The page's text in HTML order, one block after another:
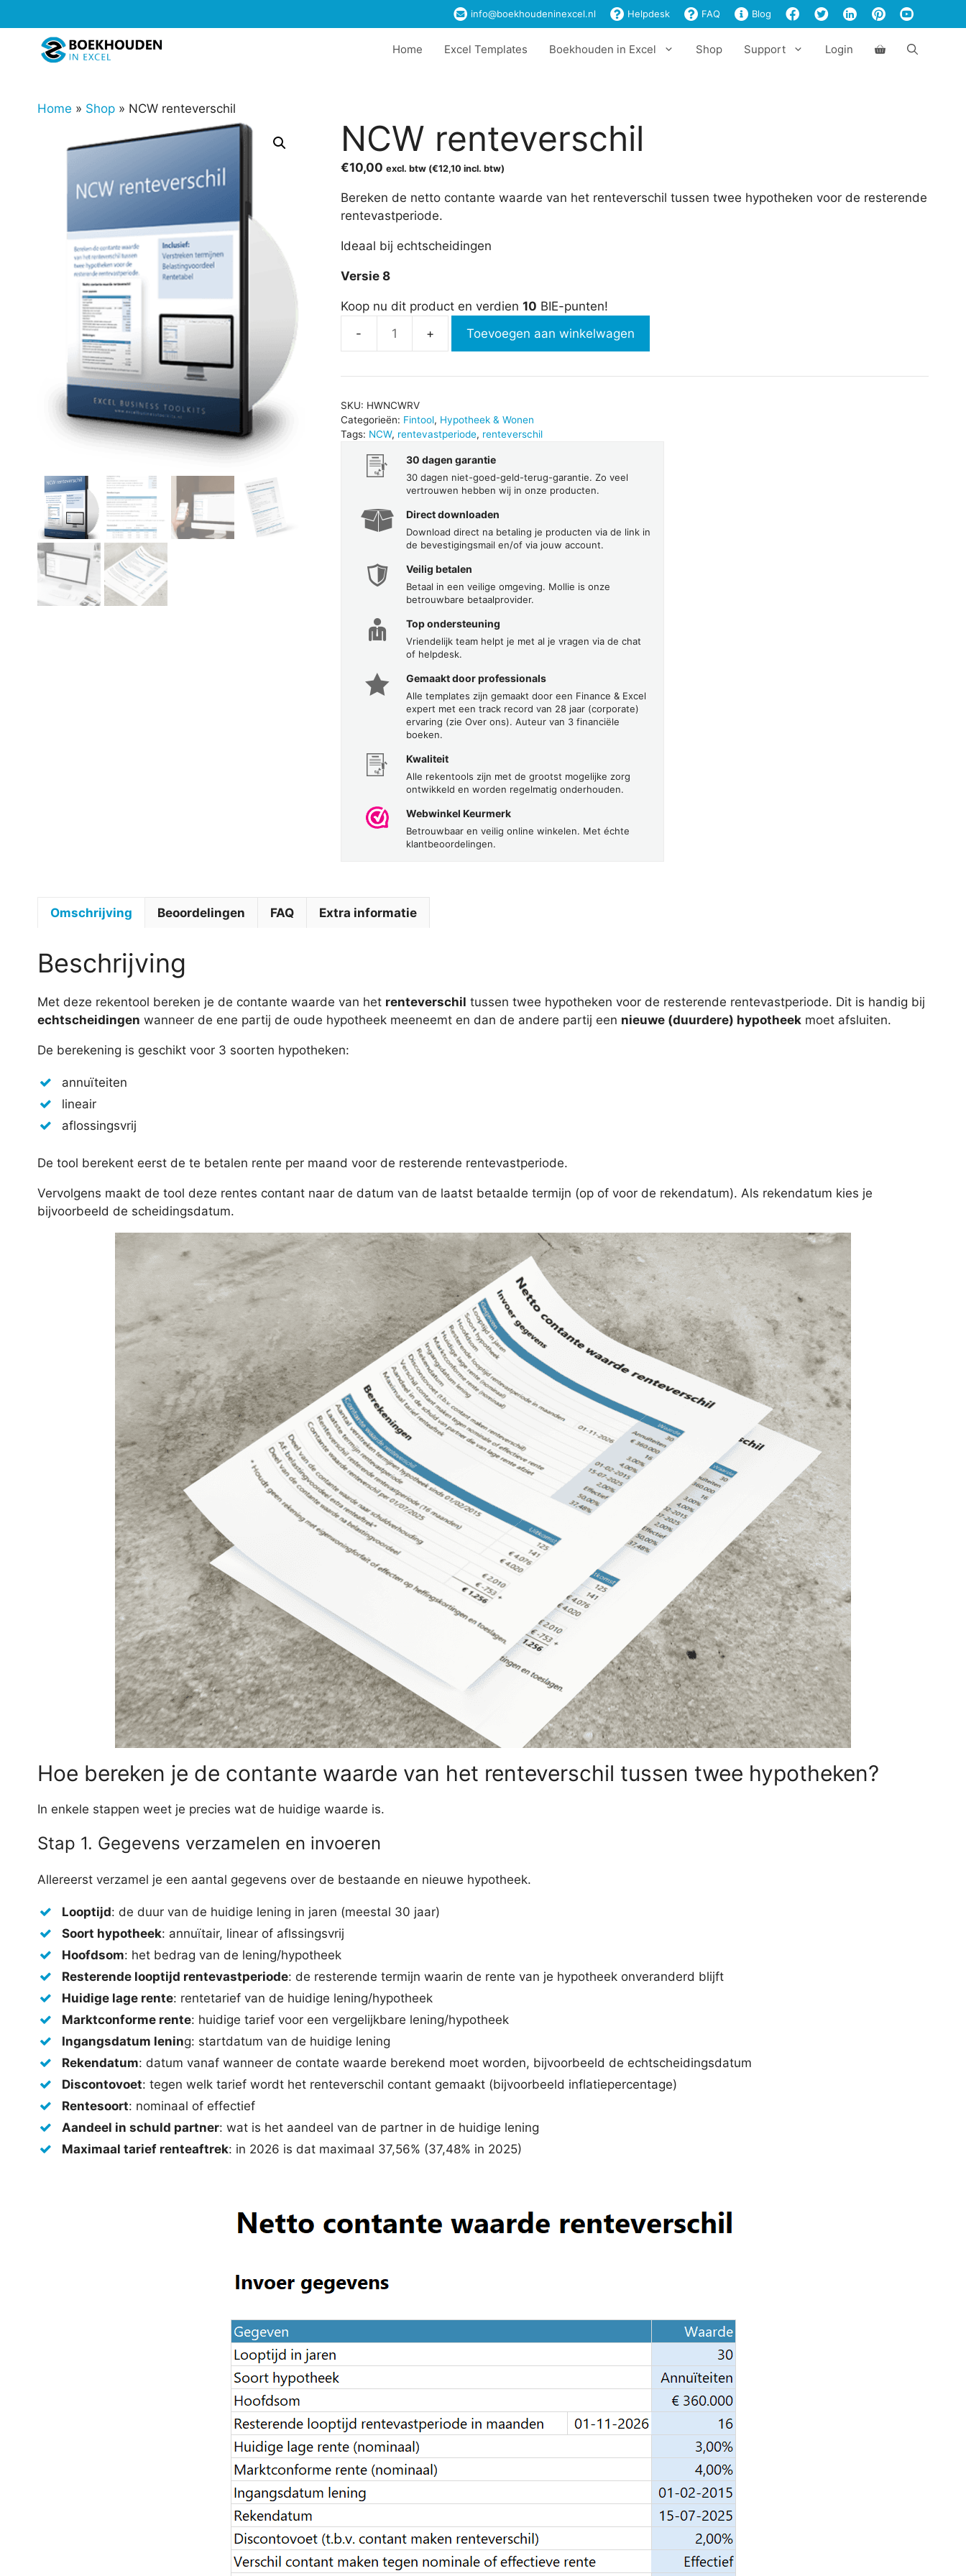
naar
info@boekhoudeninexcel.nl Helpdesk FAQ Blog
Home Excel Templates Boekhouden in Excel Shop Support Login
Home » Shop » NCW renteverschil
NCW renteverschil
€10,00 excl. btw (€12,10 incl. btw)
Bereken de netto contante waarde van het renteverschil tussen twee hypotheken voor de resterende
rentevastperiode.
Ideaal bij echtscheidingen
Versie 8
Koop nu dit product en verdien 10 BIE-punten!
aantal
Toevoegen aan winkelwagen
SKU: HWNCWRV
Categorieën: Fintool, Hypotheek & Wonen
Tags: NCW, rentevastperiode, renteverschil
30 dagen garantie
30 dagen niet-goed-geld-terug-garantie. Zo veel
vertrouwen hebben wij in onze producten.
Direct downloaden
Download direct na betaling je producten via de link in
de bevestigingsmail en/of via jouw account.
Veilig betalen
Betaal in een veilige omgeving. Mollie is onze
betrouwbare betaalprovider.
Top ondersteuning
Vriendelijk team helpt je met al je vragen via de chat
of helpdesk.
Gemaakt door professionals
Alle templates zijn gemaakt door een Finance & Excel
expert met een track record van 28 jaar (corporate)
ervaring (zie Over ons). Auteur van 3 financiële
boeken.
Kwaliteit
Alle rekentools zijn met de grootst mogelijke zorg
ontwikkeld en worden regelmatig onderhouden.
Webwinkel Keurmerk
Betrouwbaar en veilig online winkelen. Met échte
klantbeoordelingen.
Omschrijving Beoordelingen FAQ Extra informatie
Beschrijving
Met deze rekentool bereken je de contante waarde van het renteverschil tussen twee hypotheken voor de resterende rentevastperiode. Dit is handig bij
echtscheidingen wanneer de ene partij de oude hypotheek meeneemt en dan de andere partij een nieuwe (duurdere) hypotheek moet afsluiten.
De berekening is geschikt voor 3 soorten hypotheken:
annuïteiten
lineair
aflossingsvrij
De tool berekent eerst de te betalen rente per maand voor de resterende rentevastperiode.
Vervolgens maakt de tool deze rentes contant naar de datum van de laatst betaalde termijn (op of voor de rekendatum). Als rekendatum kies je
bijvoorbeeld de scheidingsdatum.
Hoe bereken je de contante waarde van het renteverschil tussen twee hypotheken?
In enkele stappen weet je precies wat de huidige waarde is.
Stap 1. Gegevens verzamelen en invoeren
Allereerst verzamel je een aantal gegevens over de bestaande en nieuwe hypotheek.
Looptijd: de duur van de huidige lening in jaren (meestal 30 jaar)
Soort hypotheek: annuïtair, linear of aflssingsvrij
Hoofdsom: het bedrag van de lening/hypotheek
Resterende looptijd rentevastperiode: de resterende termijn waarin de rente van je hypotheek onveranderd blijft
Huidige lage rente: rentetarief van de huidige lening/hypotheek
Marktconforme rente: huidige tarief voor een vergelijkbare lening/hypotheek
Ingangsdatum lening: startdatum van de huidige lening
Rekendatum: datum vanaf wanneer de contate waarde berekend moet worden, bijvoorbeeld de echtscheidingsdatum
Discontovoet: tegen welk tarief wordt het renteverschil contant gemaakt (bijvoorbeeld inflatiepercentage)
Rentesoort: nominaal of effectief
Aandeel in schuld partner: wat is het aandeel van de partner in de huidige lening
Maximaal tarief renteaftrek: in 2026 is dat maximaal 37,56% (37,48% in 2025)
aantal